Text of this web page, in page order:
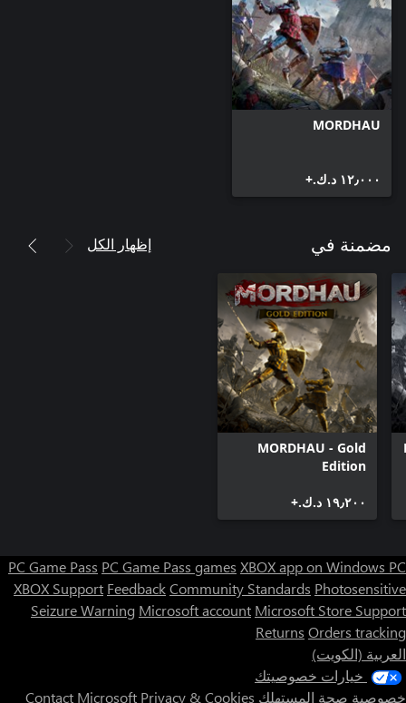
MORDHAU
١٢٫٠٠٠ د.ك.‏+
مضمنة في إظهار الكل
MORDHAU - Gold
Edition
١٩٫٢٠٠ د.ك.‏+
PC Game Pass PC Game Pass games XBOX app on Windows PC
XBOX Support FeedbackCommunity Standards Photosensitive
Seizure Warning Microsoft account Microsoft Store Support
Returns Orders tracking
العربية (الكويت)
خيارات خصوصيتك
خصوصية صحة المستهلك
Contact Microsoft Privacy & Cookies